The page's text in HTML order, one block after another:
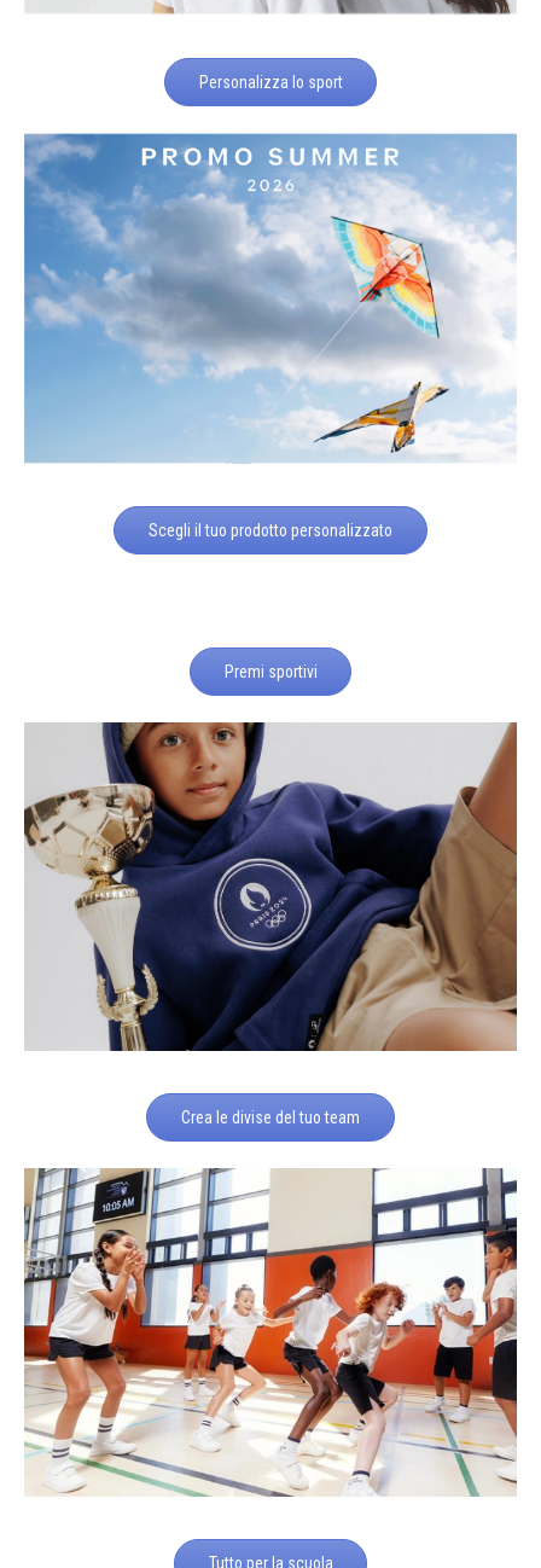
Personalizza lo sport
Scegli il tuo prodotto personalizzato
Premi sportivi
Crea le divise del tuo team
Tutto per la scuola